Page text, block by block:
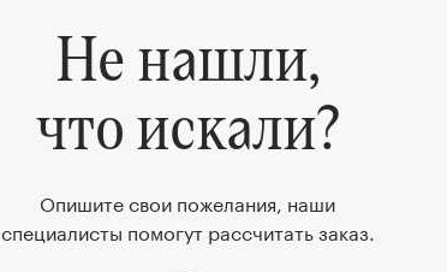
Не нашли,
что искали?
Опишите свои пожелания, наши
специалисты помогут рассчитать заказ.